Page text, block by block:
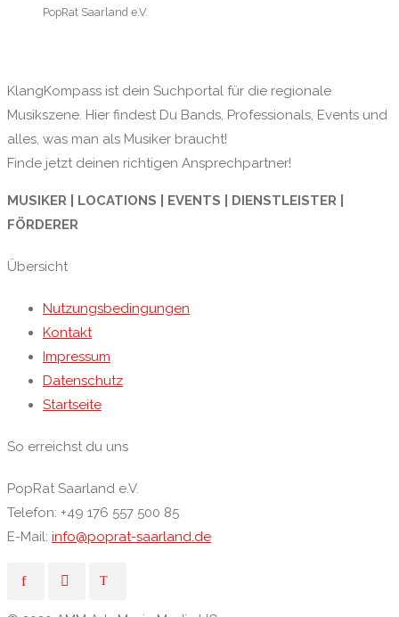
PopRat Saarland e.V.
KlangKompass ist dein Suchportal für die regionale
Musikszene. Hier findest Du Bands, Professionals, Events und
alles, was man als Musiker braucht!
Finde jetzt deinen richtigen Ansprechpartner!
MUSIKER | LOCATIONS | EVENTS | DIENSTLEISTER |
FÖRDERER
Übersicht
Nutzungsbedingungen
Kontakt
Impressum
Datenschutz
Startseite
So erreichst du uns
PopRat Saarland e.V.
Telefon: +49 176 557 500 85
E-Mail: info@poprat-saarland.de